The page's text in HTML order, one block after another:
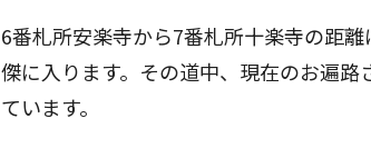
6番札所安楽寺から7番札所十楽寺の距
傑に入ります。その道中、現在のお遍
ています。